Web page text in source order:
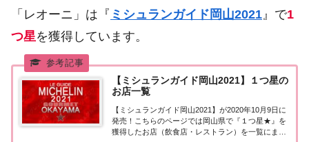
「レオーニ」は『 ミシュランガイド岡山2021』で1
つ星を獲得しています。
【ミシュランガイド岡山2021】１つ星の
お店一覧
【ミシュランガイド岡山2021】が2020年10月9日に
発売！こちらのページでは岡山県で『１つ星★』を
獲得したお店（飲食店・レストラン）を一覧にまと